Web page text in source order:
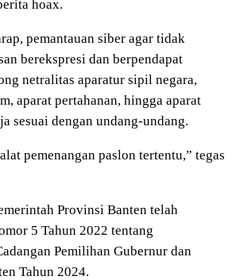
hoax.
pemantauan siber agar tidak
berekspresi dan berpendapat
netralitas aparatur sipil negara,
aparat pertahanan, hingga aparat
sesuai dengan undang-undang.
pemenangan paslon tertentu,” tegas
Provinsi Banten telah
5 Tahun 2022 tentang
Pemilihan Gubernur dan
Tahun 2024.